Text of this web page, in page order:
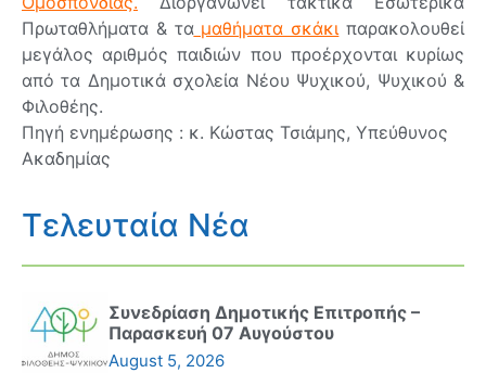
Πρωταθλήματα & ταμαθήματα σκάκιπαρακολουθεί
μεγάλος αριθμός παιδιών που προέρχονται κυρίως
από τα Δημοτικά σχολεία Νέου Ψυχικού, Ψυχικού &
Φιλοθέης.
Πηγή ενημέρωσης : κ. Κώστας Τσιάμης, Υπεύθυνος
Ακαδημίας
Τελευταία Νέα
Συνεδρίαση Δημοτικής Επιτροπής –
Παρασκευή 07 Αυγούστου
August 5, 2026